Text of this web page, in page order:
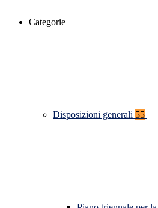
Categorie
Disposizioni generali 55